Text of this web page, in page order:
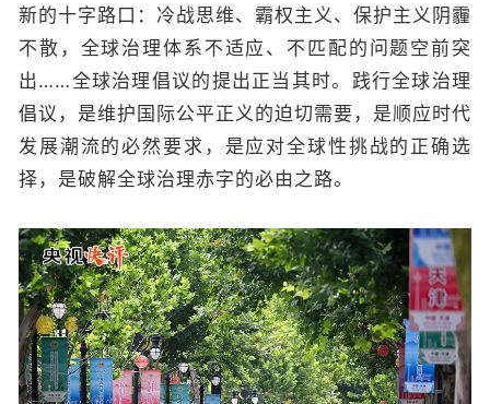
新的十字路口：冷战思维、霸权主义、保护主义阴霾
不散，全球治理体系不适应、不匹配的问题空前突
出……全球治理倡议的提出正当其时。践行全球治理
倡议，是维护国际公平正义的迫切需要，是顺应时代
发展潮流的必然要求，是应对全球性挑战的正确选
择，是破解全球治理赤字的必由之路。